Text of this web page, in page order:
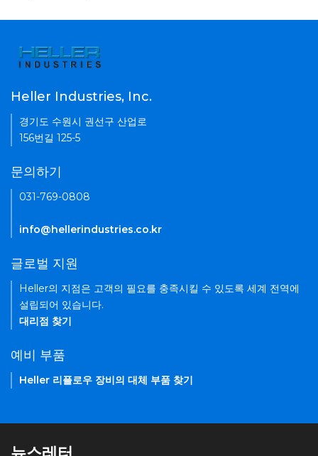
Heller Industries, Inc.
경기도 수원시 권선구 산업로
156번길 125-5
문의하기
031-769-0808
info@hellerindustries.co.kr
글로벌 지원
Heller의 지점은 고객의 필요를 충족시킬 수 있도록 세계 전역에
설립되어 있습니다.
대리점 찾기
예비 부품
Heller 리플로우 장비의 대체 부품 찾기